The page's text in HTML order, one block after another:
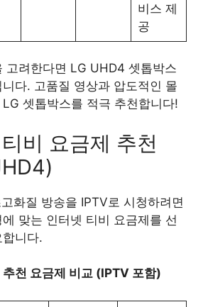
비스 제
공
고려한다면 LG UHD4 셋톱박스
다. 고품질 영상과 압도적인 몰
셋톱박스를 적극 추천합니다!
비 요금제 추천
화질 방송을 IPTV로 시청하려면
맞는 인터넷 티비 요금제를 선
니다.
천 요금제 비교 (IPTV 포함)